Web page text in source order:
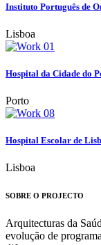
Instituto Português de
Lisboa
Hospital da Cidade do
Porto
Hospital Escolar de
Lisboa
SOBRE O PROJECTO
Arquitecturas da
evolução de